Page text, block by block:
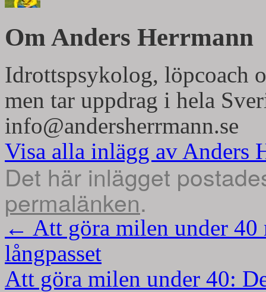
i
ett
Om Anders Herrmann
Idrottspsykolog, löpcoach
men tar uppdrag i hela
info@andersherrmann.se
Visa alla inlägg av Anders
Det här inlägget
permalänken.
← Att göra milen under
långpasset
Att göra milen under 40: